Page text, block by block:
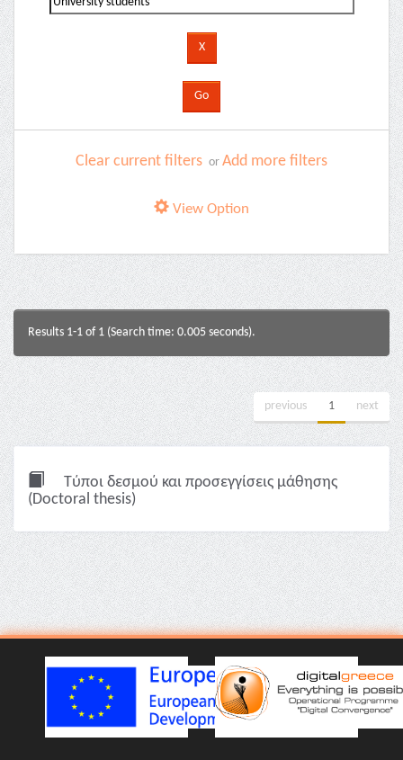
Clear current filters or Add more filters
View Option
Results 1-1 of 1 (Search time: 0.005 seconds).
previous 1 next
Τύποι δεσμού και προσεγγίσεις μάθησης
(Doctoral thesis)